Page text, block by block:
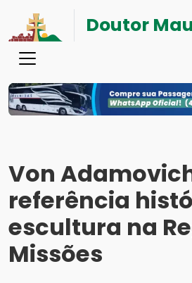
Doutor
Von
referência
escultura na
Missões